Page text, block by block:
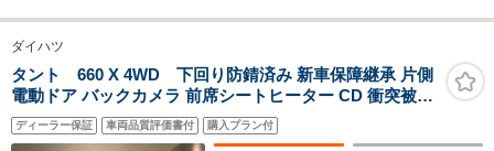
ダイハツ
タント 660 X 4WD 下回り防錆済み 新車保障継承 片側
電動ドア バックカメラ 前席シートヒーター CD 衝突被害
軽減ブレーキ 障害物センサー
ディーラー保証 車両品質評価書付 購入プラン付